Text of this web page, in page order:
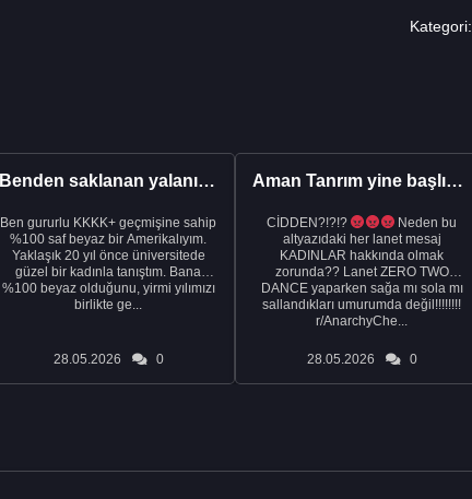
Kategori:
Benden saklanan yalanı ortaya çıkardıktan sonra eşimden...
Ben gururlu KKKK+ geçmişine sahip
%100 saf beyaz bir Amerikalıyım.
Yaklaşık 20 yıl önce üniversitede
güzel bir kadınla tanıştım. Bana
%100 beyaz olduğunu, yirmi yılımızı
birlikte ge...
28.05.2026 0
Aman Tanrım yine başlıyoruz..
CİDDEN?!?!?
Neden bu
altyazıdaki her lanet mesaj
KADINLAR hakkında olmak
zorunda?? Lanet ZERO TWO
DANCE yaparken sağa mı sola mı
sallandıkları umurumda değil!!!!!!!!
r/AnarchyChe...
28.05.2026 0